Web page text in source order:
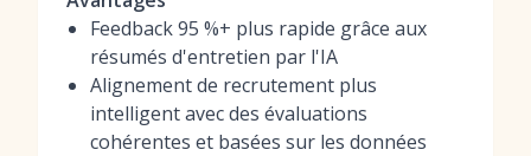
Feedback 95 %+ plus rapide grâce aux
résumés d'entretien par l'IA
Alignement de recrutement plus
intelligent avec des évaluations
cohérentes et basées sur les données